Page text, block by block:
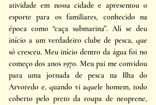
atividade em nossa cidade e apresentou o
esporte para os familiares, conhecido na
época como “caça submarina”. Ali se deu
início a um verdadeiro clube de pesca, que
só cresceu. Meu início dentro da água foi no
começo dos anos 1970. Meu pai me convidou
para uma jornada de pesca na Ilha do
Arvoredo e, quando vi aquele homem, todo
coberto pelo preto da roupa de neoprene,